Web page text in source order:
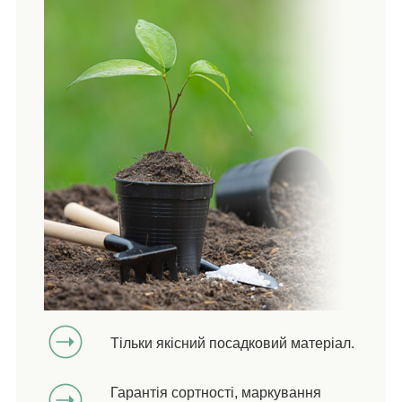
Тільки якісний посадковий матеріал.
Гарантія сортності, маркування